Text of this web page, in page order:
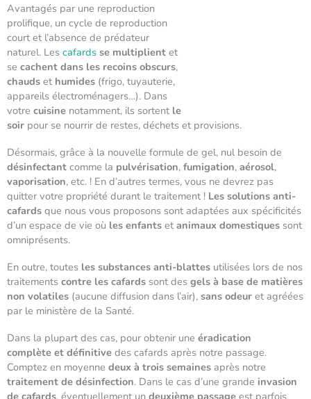
Avantagés par une reproduction
prolifique, un cycle de reproduction
court et l’absence de prédateur
naturel. Les cafards se multiplient et
se cachent dans les recoins obscurs,
chauds et humides (frigo, tuyauterie,
appareils électroménagers…). Dans
votre cuisine notamment, ils sortent le
soir pour se nourrir de restes, déchets et provisions.
Désormais, grâce à la nouvelle formule de gel, nul besoin de
désinfectant comme la pulvérisation, fumigation, aérosol,
vaporisation, etc. ! En d’autres termes, vous ne devrez pas
quitter votre propriété durant le traitement ! Les solutions anti-
cafards que nous vous proposons sont adaptées aux spécificités
d’un espace de vie où les enfants et animaux domestiques sont
omniprésents.
En outre, toutes les substances anti-blattes utilisées lors de nos
traitements contre les cafards sont des gels à base de matières
non volatiles (aucune diffusion dans l’air), sans odeur et agréées
par le ministère de la Santé.
Dans la plupart des cas, pour obtenir une éradication
complète et définitive des cafards après notre passage.
Comptez en moyenne deux à trois semaines après notre
traitement de désinfection. Dans le cas d’une grande invasion